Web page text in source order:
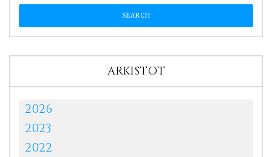
ARKISTOT
2026
2023
2022